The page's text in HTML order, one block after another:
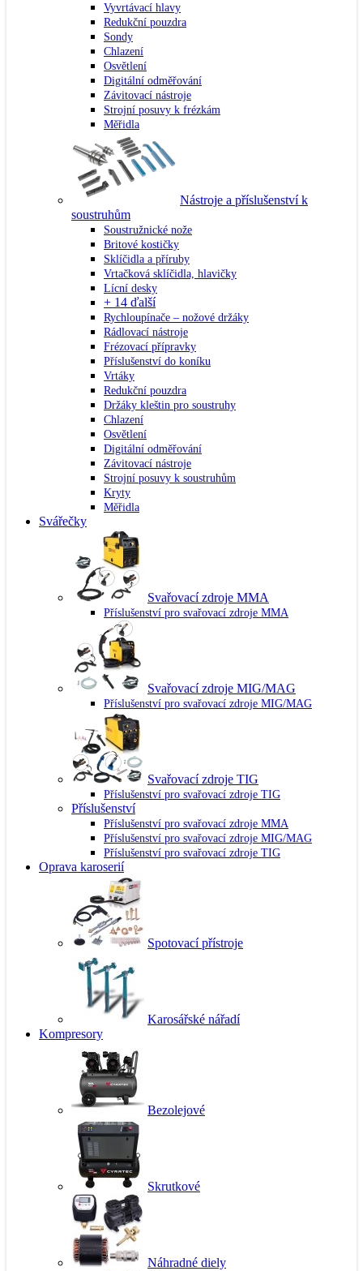
Vyvrtávací hlavy
Redukční pouzdra
Sondy
Chlazení
Osvětlení
Digitální odměřování
Závitovací nástroje
Strojní posuvy k frézkám
Měřidla
Nástroje a příslušenství k
soustruhům
Soustružnické nože
Britové kostičky
Sklíčidla a příruby
Vrtačková sklíčidla, hlavičky
Lícní desky
+ 14 ďalší
Rychloupínače – nožové držáky
Rádlovací nástroje
Frézovací přípravky
Příslušenství do koníku
Vrtáky
Redukční pouzdra
Držáky kleštin pro soustruhy
Chlazení
Osvětlení
Digitální odměřování
Závitovací nástroje
Strojní posuvy k soustruhům
Kryty
Měřidla
Svářečky
Svařovací zdroje MMA
Příslušenství pro svařovací zdroje MMA
Svařovací zdroje MIG/MAG
Příslušenství pro svařovací zdroje MIG/MAG
Svařovací zdroje TIG
Příslušenství pro svařovací zdroje TIG
Příslušenství
Příslušenství pro svařovací zdroje MMA
Příslušenství pro svařovací zdroje MIG/MAG
Příslušenství pro svařovací zdroje TIG
Oprava karoserií
Spotovací přístroje
Karosářské nářadí
Kompresory
Bezolejové
Skrutkové
Náhradné diely